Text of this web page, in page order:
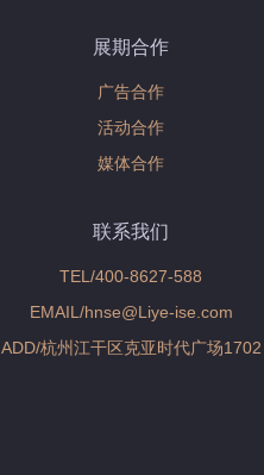
展期合作
广告合作
活动合作
媒体合作
联系我们
TEL/400-8627-588
EMAIL/hnse@Liye-ise.com
ADD/杭州江干区克亚时代广场1702